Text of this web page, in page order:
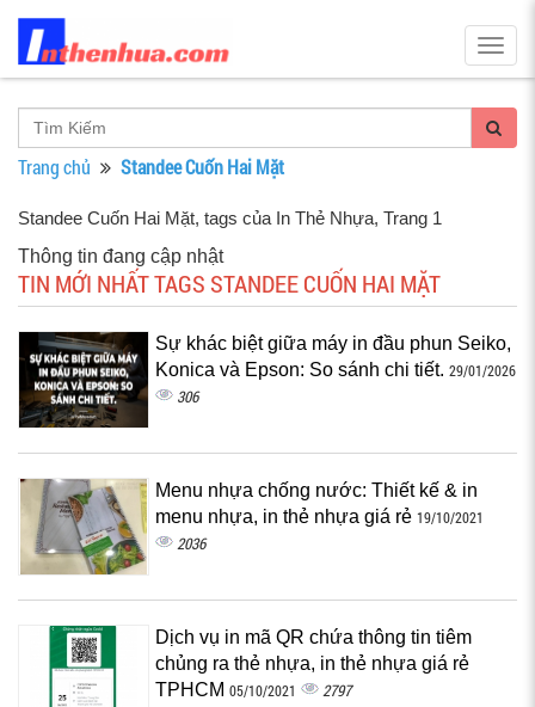
Trang chủ Standee Cuốn Hai Mặt
Standee Cuốn Hai Mặt, tags của In Thẻ Nhựa, Trang 1
Thông tin đang cập nhật
TIN MỚI NHẤT TAGS STANDEE CUỐN HAI MẶT
Sự khác biệt giữa máy in đầu phun Seiko,
Konica và Epson: So sánh chi tiết. 29/01/2026
306
Menu nhựa chống nước: Thiết kế & in
menu nhựa, in thẻ nhựa giá rẻ 19/10/2021
2036
Dịch vụ in mã QR chứa thông tin tiêm
chủng ra thẻ nhựa, in thẻ nhựa giá rẻ
TPHCM 05/10/2021 2797